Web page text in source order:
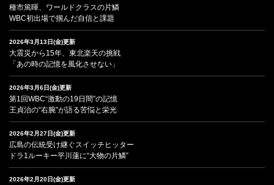
種市篤暉、ワールドクラスの片鱗
WBC初出場で掴んだ自信と課題
2026年3月13日(金)更新
大震災から15年、東北楽天の挑戦
「あの時の記憶を風化させない」
2026年3月6日(金)更新
第1回WBC“激動の19日間”の記憶
王貞治の“右腕”が語る苦悩と栄光
2026年2月27日(金)更新
広島の伝統受け継ぐスイッチヒッター
ドラ1ルーキー平川蓮に“大物の片鱗”
2026年2月20日(金)更新